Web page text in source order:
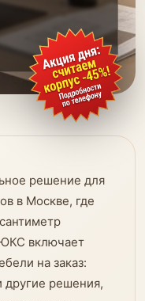
решение для
в Москве, где
включает
на заказ:
другие решения,